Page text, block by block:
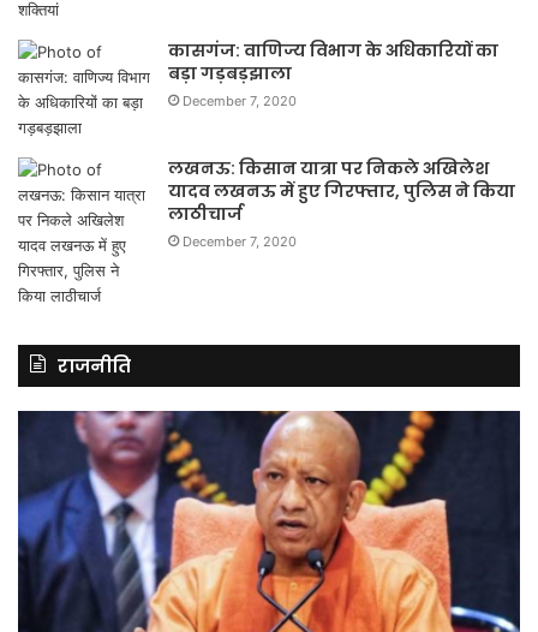
कासगंज: वाणिज्य विभाग के अधिकारियों का
बड़ा गड़बड़झाला
December 7, 2020
लखनऊ: किसान यात्रा पर निकले अखिलेश
यादव लखनऊ में हुए गिरफ्तार, पुलिस ने किया
लाठीचार्ज
December 7, 2020
राजनीति